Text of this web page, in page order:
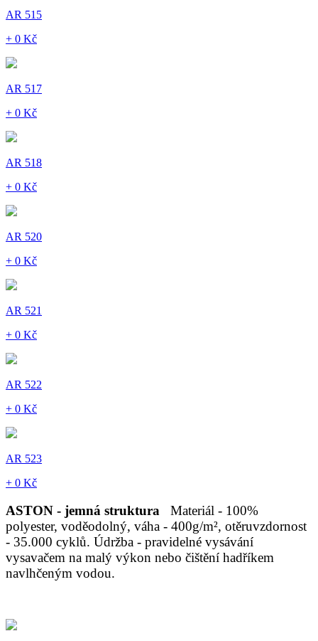
AR 515
+ 0 Kč
AR 517
+ 0 Kč
AR 518
+ 0 Kč
AR 520
+ 0 Kč
AR 521
+ 0 Kč
AR 522
+ 0 Kč
AR 523
+ 0 Kč
ASTON - jemná struktura
Materiál - 100%
polyester, voděodolný, váha - 400g/m², otěruvzdornost
- 35.000 cyklů. Údržba - pravidelné vysávání
vysavačem na malý výkon nebo čištění hadříkem
navlhčeným vodou.